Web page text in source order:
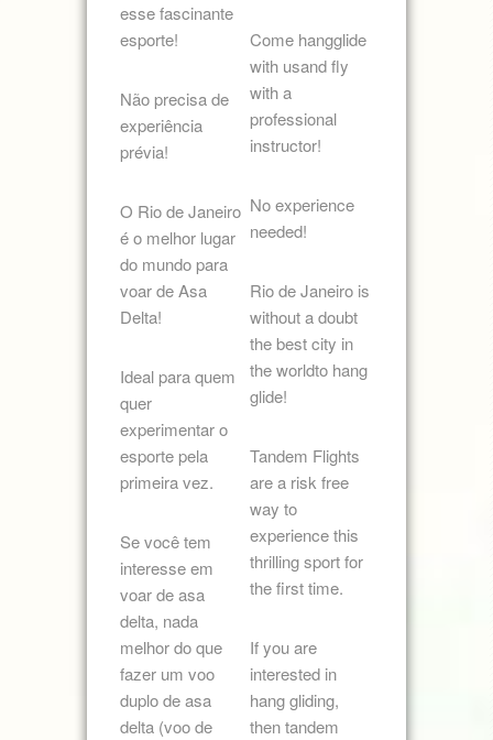
esse fascinante
esporte!
Não precisa de
experiência
prévia!
O Rio de Janeiro
é o melhor lugar
do mundo para
voar de Asa
Delta!
Ideal para quem
quer
experimentar o
esporte pela
primeira vez.
Se você tem
interesse em
voar de asa
delta, nada
melhor do que
fazer um voo
duplo de asa
delta (voo de
Come hangglide
with usand fly
with a
professional
instructor!
No experience
needed!
Rio de Janeiro is
without a doubt
the best city in
the worldto hang
glide!
Tandem Flights
are a risk free
way to
experience this
thrilling sport for
the first time.
If you are
interested in
hang gliding,
then tandem